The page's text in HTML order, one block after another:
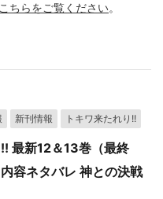
ちらをご覧ください。
新刊情報 トキワ来たれり!!
最新12＆13巻（最終
容ネタバレ 神との決戦